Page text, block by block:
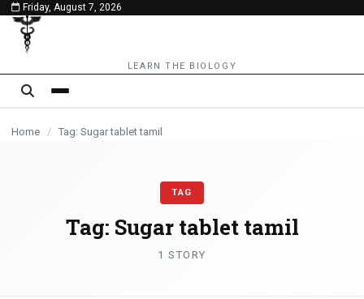
content
Friday, August 7, 2026
LEARN THE BIOLOGY
Home / Tag: Sugar tablet tamil
TAG
Tag: Sugar tablet tamil
1 STORY